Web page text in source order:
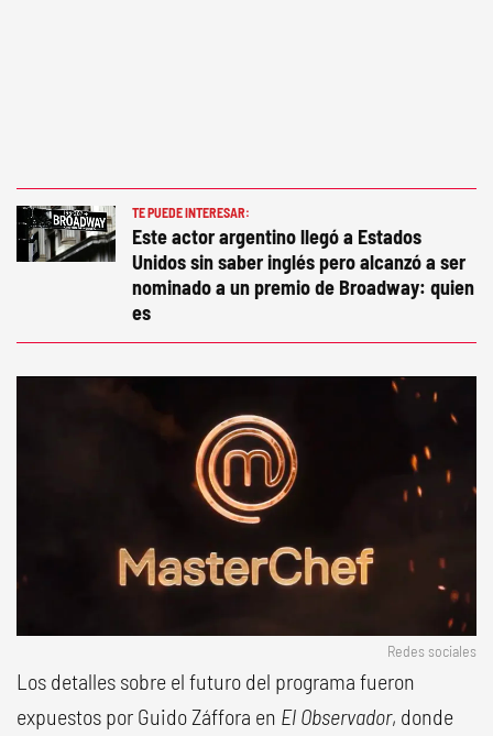
TE PUEDE INTERESAR:
Este actor argentino llegó a Estados
Unidos sin saber inglés pero alcanzó a ser
nominado a un premio de Broadway: quien
es
Redes sociales
Los detalles sobre el futuro del programa fueron
expuestos por Guido Záffora en El Observador, donde